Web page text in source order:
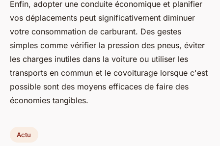
Enfin, adopter une conduite économique et planifier
vos déplacements peut significativement diminuer
votre consommation de carburant. Des gestes
simples comme vérifier la pression des pneus, éviter
les charges inutiles dans la voiture ou utiliser les
transports en commun et le covoiturage lorsque c'est
possible sont des moyens efficaces de faire des
économies tangibles.
Actu